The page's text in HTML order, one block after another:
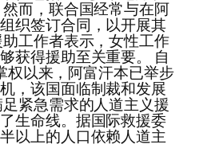
而，联合国经常与在阿
织签订合同，以开展其
工作者表示，女性工作
获得援助至关重要。 自
权以来，阿富汗本已举步
，该国面临制裁和发展
紧急需求的人道主义援
生命线。据国际救援委
以上的人口依赖人道主